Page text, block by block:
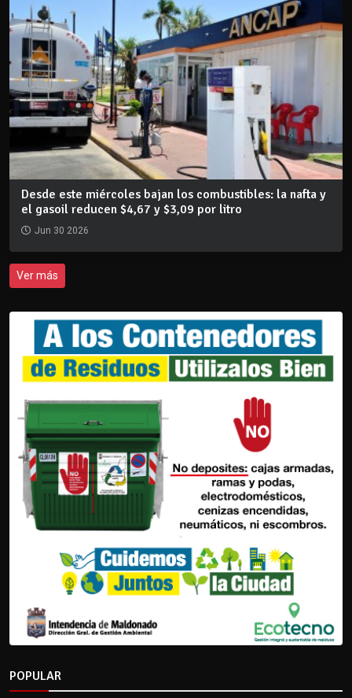
Desde este miércoles bajan los combustibles: la nafta y
el gasoil reducen $4,67 y $3,09 por litro
Jun 30 2026
Ver más
POPULAR